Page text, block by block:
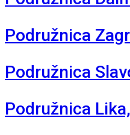
Podružnica
Podružnica
Podružnica